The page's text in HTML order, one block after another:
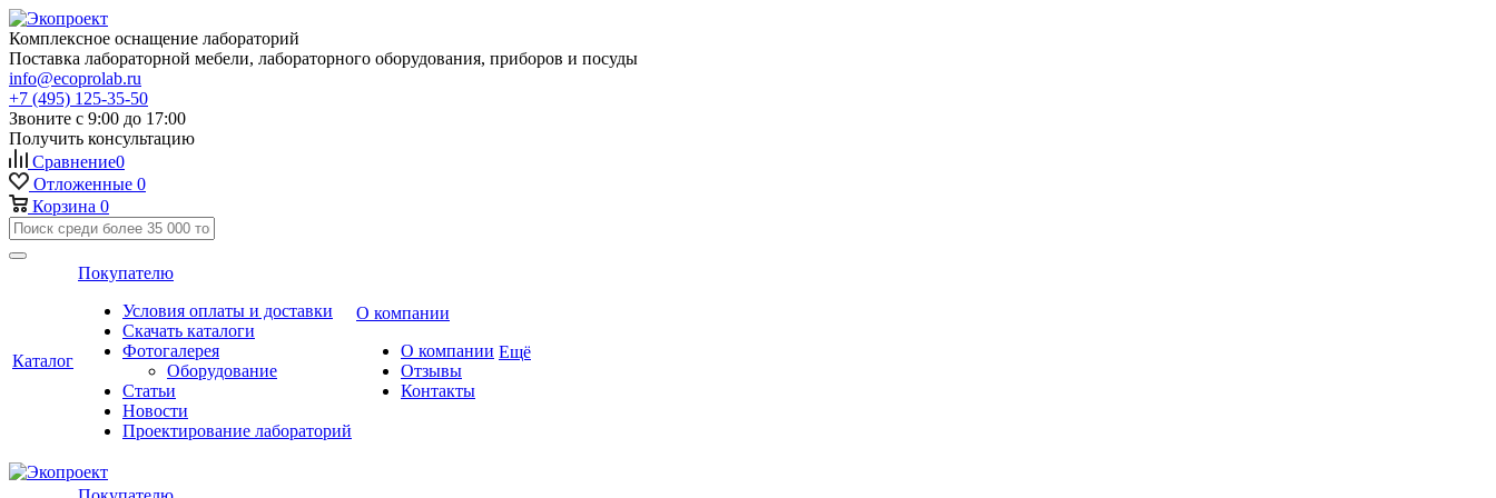
Комплексное оснащение лабораторий
Поставка лабораторной мебели, лабораторного оборудования, приборов и посуды
info@ecoprolab.ru
+7 (495) 125-35-50
Звоните с 9:00 до 17:00
Получить консультацию
Сравнение0
Отложенные 0
Корзина 0
Каталог
Покупателю
Условия оплаты и доставки
Скачать каталоги
Фотогалерея
Оборудование
Статьи
Новости
Проектирование лабораторий
О компании
О компании
Отзывы
Контакты
Ещё